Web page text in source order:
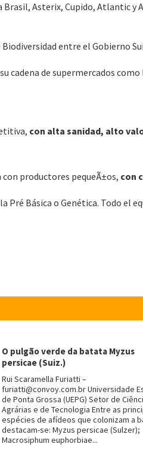
Asterix, Cupido, Atlantic
entre el Gobierno
cadena de supermercados
con alta sanidad, alto
productores pequeÃ±os, con
Pré Básica o Genética. Todo el
O pulgão verde da batata Myzus
persicae (Suiz.)
Rui Scaramella Furiatti –
furiatti@convoy.com.br Universidade
de Ponta Grossa (UEPG) Setor de
Agrárias e de Tecnologia Entre as
espécies de afídeos que colonizam a
destacam-se: Myzus persicae (Sulzer);
Macrosiphum euphorbiae...